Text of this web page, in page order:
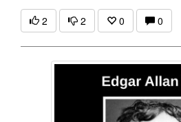
2 2 0 0